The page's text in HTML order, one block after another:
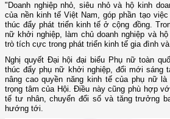
"Doanh nghiệp nhỏ, siêu nhỏ và hộ kinh
của nền kinh tế Việt Nam, góp phần tạo
thúc đẩy phát triển kinh tế ở cộng đồng.
nữ khởi nghiệp, làm chủ doanh nghiệp và
trò tích cực trong phát triển kinh tế gia đình
Nghị quyết Đại hội đại biểu Phụ nữ toàn
thúc đẩy phụ nữ khởi nghiệp, đổi mới sáng
nâng cao quyền năng kinh tế của phụ nữ
trọng tâm của Hội. Điều này cũng phù hợp
tế tư nhân, chuyển đổi số và tăng trưởng
hướng tới.